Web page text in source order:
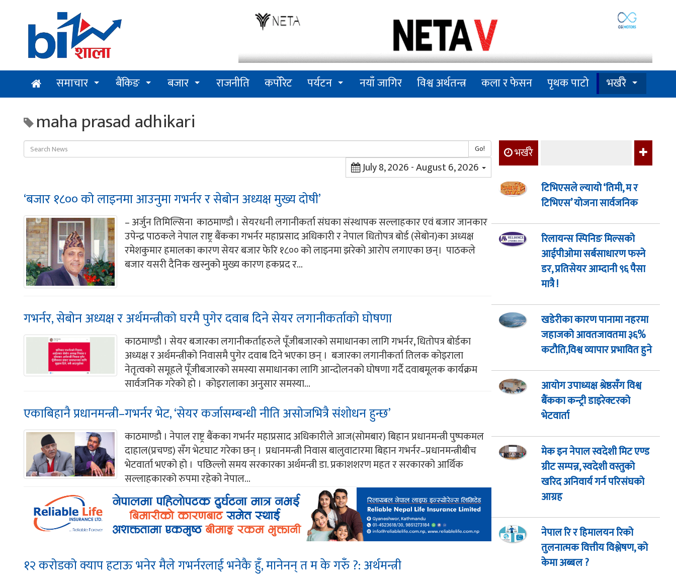
समाचार बैंकिङ बजार राजनीति कर्पोरेट पर्यटन नयाँ जागिर विश्व अर्थतन्त्र कला र फेसन पृथक पाटो भर्खरै
maha prasad adhikari
Go!
July 8, 2026 - August 6, 2026
‘बजार १८०० को लाइनमा आउनुमा गभर्नर र सेबोन अध्यक्ष मुख्य दोषी’
– अर्जुन तिमिल्सिना काठमाण्डौ । सेयरधनी लगानीकर्ता संघका संस्थापक सल्लाहकार एवं बजार जानकार
उपेन्द्र पाठकले नेपाल राष्ट्र बैंकका गभर्नर महाप्रसाद अधिकारी र नेपाल धितोपत्र बोर्ड (सेबोन)का अध्यक्ष
रमेशकुमार हमालका कारण सेयर बजार फेरि १८०० को लाइनमा झरेको आरोप लगाएका छन्। पाठकले
बजार यसरी दैनिक खस्नुको मुख्य कारण हकप्रद र...
गभर्नर, सेबोन अध्यक्ष र अर्थमन्त्रीको घरमै पुगेर दवाब दिने सेयर लगानीकर्ताको घोषणा
काठमाण्डौ । सेयर बजारका लगानीकर्ताहरुले पूँजीबजारको समाधानका लागि गभर्नर, धितोपत्र बोर्डका
अध्यक्ष र अर्थमन्त्रीको निवासमै पुगेर दवाब दिने भएका छन् । बजारका लगानीकर्ता तिलक कोइराला
नेतृत्वको समूहले पूँजीबजारको समस्या समाधानका लागि आन्दोलनको घोषणा गर्दै दवाबमूलक कार्यक्रम
सार्वजनिक गरेको हो । कोइरालाका अनुसार समस्या...
एकाबिहानै प्रधानमन्त्री–गभर्नर भेट, ‘सेयर कर्जासम्बन्धी नीति असोजभित्रै संशोधन हुन्छ’
काठमाण्डौ । नेपाल राष्ट्र बैंकका गभर्नर महाप्रसाद अधिकारीले आज(सोमबार) बिहान प्रधानमन्त्री पुष्पकमल
दाहाल(प्रचण्ड) सँग भेटघाट गरेका छन् । प्रधानमन्त्री निवास बालुवाटारमा बिहान गभर्नर–प्रधानमन्त्रीबीच
भेटवार्ता भएको हो । पछिल्लो समय सरकारका अर्थमन्त्री डा. प्रकाशशरण महत र सरकारको आर्थिक
सल्लाहकारको रुपमा रहेको नेपाल...
१२ करोडको क्याप हटाऊ भनेर मैले गभर्नरलाई भनेकै हुँ, मानेनन् त म के गरुँ ?: अर्थमन्त्री
भर्खरै
टिभिएसले ल्यायो ‘तिमी, म र
टिभिएस’ योजना सार्वजनिक
रिलायन्स स्पिनिङ मिल्सको
आईपीओमा सर्बसाधारण फस्ने
डर, प्रतिसेयर आम्दानी ९६ पैसा
मात्रै !
खडेरीका कारण पानामा नहरमा
जहाजको आवतजावतमा ३६%
कटौति,विश्व व्यापार प्रभावित हुने
आयोग उपाध्यक्ष श्रेष्ठसँग विश्व
बैंकका कन्ट्री डाइरेक्टरको
भेटवार्ता
मेक इन नेपाल स्वदेशी मिट एण्ड
ग्रीट सम्पन्न, स्वदेशी वस्तुको
खरिद अनिवार्य गर्न परिसंघको
आग्रह
नेपाल रि र हिमालयन रिको
तुलनात्मक वित्तीय विश्लेषण, को
केमा अब्बल ?